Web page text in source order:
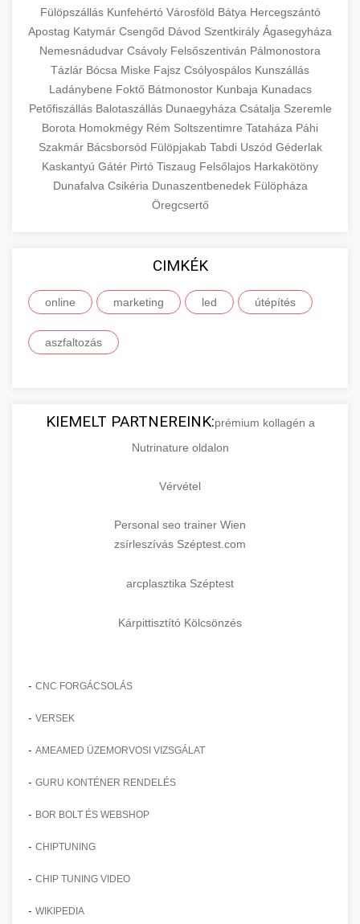
Fülöpszállás Kunfehértó Városföld Bátya Hercegszántó
Apostag Katymár Csengőd Dávod Szentkirály Ágasegyháza
Nemesnádudvar Csávoly Felsőszentiván Pálmonostora
Tázlár Bócsa Miske Fajsz Csólyospálos Kunszállás
Ladánybene Foktő Bátmonostor Kunbaja Kunadacs
Petőfiszállás Balotaszállás Dunaegyháza Csátalja Szeremle
Borota Homokmégy Rém Soltszentimre Tataháza Páhi
Szakmár Bácsborsód Fülöpjakab Tabdi Uszód Géderlak
Kaskantyú Gátér Pirtó Tiszaug Felsőlajos Harkakötöny
Dunafalva Csikéria Dunaszentbenedek Fülöpháza
Öregcsertő
CIMKÉK
online marketing led útépítés
aszfaltozás
KIEMELT PARTNEREINK:prémium kollagén a
Nutrinature oldalon
Vérvétel
Personal seo trainer Wien
zsírleszívás Széptest.com
arcplasztika Széptest
Kárpittisztító Kölcsönzés
- CNC FORGÁCSOLÁS
- VERSEK
- AMEAMED ÜZEMORVOSI VIZSGÁLAT
- GURU KONTÉNER RENDELÉS
- BOR BOLT ÉS WEBSHOP
- CHIPTUNING
- CHIP TUNING VIDEO
- WIKIPEDIA